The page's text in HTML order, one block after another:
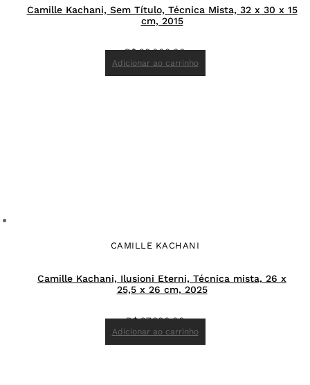
Camille Kachani, Sem Título, Técnica Mista, 32 x 30 x 15
cm, 2015
R$28.000,00
Adicionar ao carrinho
CAMILLE KACHANI
Camille Kachani, Ilusioni Eterni, Técnica mista, 26 x
25,5 x 26 cm, 2025
R$27.800,00
Adicionar ao carrinho